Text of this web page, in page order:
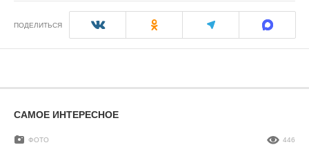
ПОДЕЛИТЬСЯ
САМОЕ ИНТЕРЕСНОЕ
ФОТО 446